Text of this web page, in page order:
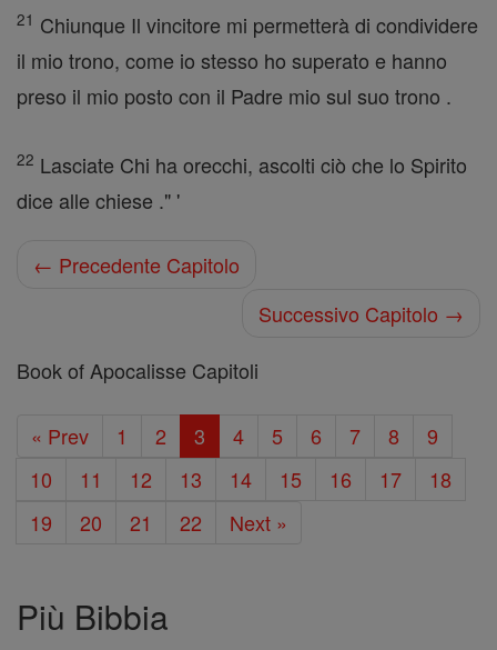
21 Chiunque Il vincitore mi permetterà di condividere
il mio trono, come io stesso ho superato e hanno
preso il mio posto con il Padre mio sul suo trono .
22 Lasciate Chi ha orecchi, ascolti ciò che lo Spirito
dice alle chiese ." '
← Precedente Capitolo
Successivo Capitolo →
Book of Apocalisse Capitoli
« Prev 1 2 3 4 5 6 7 8
9
10
11 12 13 14 15 16 17
18
19
20 21 22 Next »
Più Bibbia